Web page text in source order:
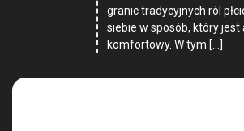
granic tradycyjnych ról
siebie w sposób, który
komfortowy. W tym […]